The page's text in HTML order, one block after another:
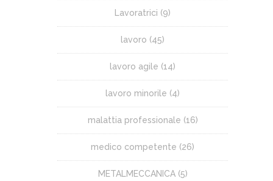
Lavoratrici (9)
lavoro (45)
lavoro agile (14)
lavoro minorile (4)
malattia professionale (16)
medico competente (26)
METALMECCANICA(5)